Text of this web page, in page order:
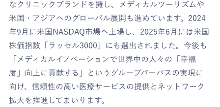
なクリニックブランドを擁し、メディカルツーリズムや
米国・アジアへのグローバル展開も進めています。2024
年9月に米国NASDAQ市場へ上場し、2025年6月には米国
株価指数「ラッセル3000」にも選出されました。今後も
「メディカルイノベーションで世界中の人々の「幸福
度」向上に貢献する」というグループパーパスの実現に
向け、信頼性の高い医療サービスの提供とネットワーク
拡大を推進してまいります。